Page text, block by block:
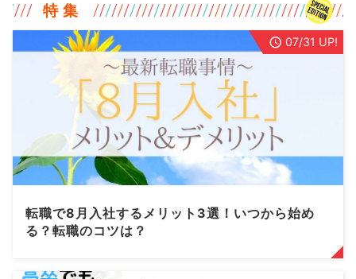
特 集
転職で8月入社するメリット3選！いつから始め
る？転職のコツは？
07/31 UP!